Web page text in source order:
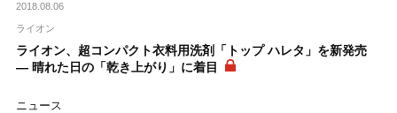
2018.08.06
ライオン
ライオン、超コンパクト衣料用洗剤「トップ ハレタ」を新発売
― 晴れた日の「乾き上がり」に着目
ニュース